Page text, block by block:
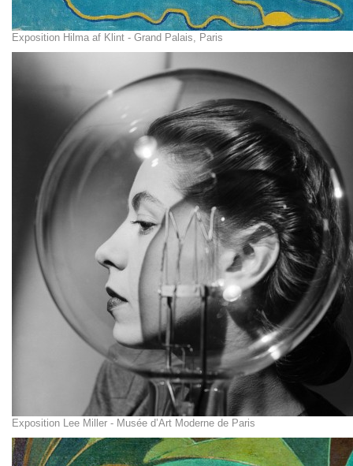
Exposition Hilma af Klint - Grand Palais, Paris
Exposition Lee Miller - Musée d’Art Moderne de Paris